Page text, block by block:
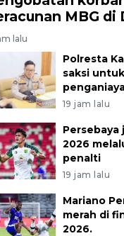
MBG di
lalu
Polresta
saksi
19 jam lalu
Persebaya
2026
penalti
19 jam lalu
Mariano
merah di
2026.